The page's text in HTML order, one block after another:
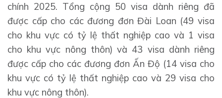
chính 2025. Tổng cộng 50 visa dành riêng đã
được cấp cho các đương đơn Đài Loan (49 visa
cho khu vực có tỷ lệ thất nghiệp cao và 1 visa
cho khu vực nông thôn) và 43 visa dành riêng
được cấp cho các đương đơn Ấn Độ (14 visa cho
khu vực có tỷ lệ thất nghiệp cao và 29 visa cho
khu vực nông thôn).